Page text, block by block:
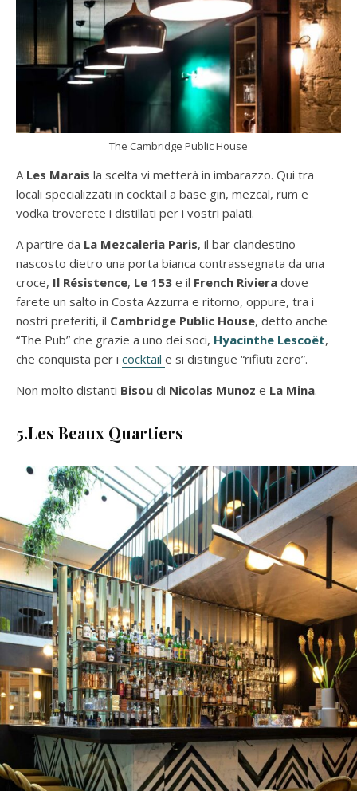
The Cambridge Public House
A Les Marais la scelta vi metterà in imbarazzo. Qui tra
locali specializzati in cocktail a base gin, mezcal, rum e
vodka troverete i distillati per i vostri palati.
A partire da La Mezcaleria Paris, il bar clandestino
nascosto dietro una porta bianca contrassegnata da una
croce, Il Résistence, Le 153 e il French Riviera dove
farete un salto in Costa Azzurra e ritorno, oppure, tra i
nostri preferiti, il Cambridge Public House, detto anche
“The Pub” che grazie a uno dei soci, Hyacinthe Lescoët,
che conquista per i cocktail e si distingue “rifiuti zero”.
Non molto distanti Bisou di Nicolas Munoz e La Mina.
5.Les Beaux Quartiers